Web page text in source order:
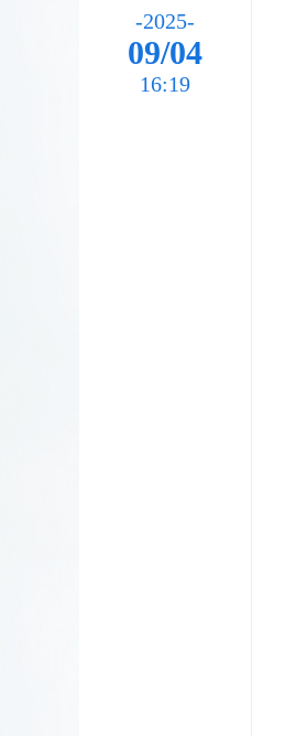
-2025-
09/04
16:19